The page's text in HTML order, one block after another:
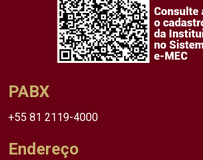
PABX
+55 81 2119-4000
Endereço